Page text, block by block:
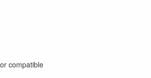
compatible